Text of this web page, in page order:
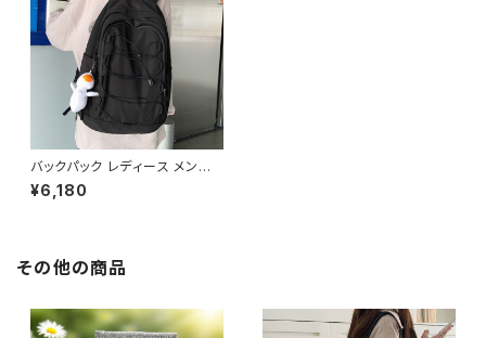
バックパック レディース メンズ
リュック 春夏 秋冬 春 夏 秋 冬
黒 バッグ リュックサック 無地 シ
ニセックス 男の子 女の子 A4 B
4 アイボリー ピンク グリーン
アル デイリー お出かけ K-B00
62
¥6,180
その他の商品